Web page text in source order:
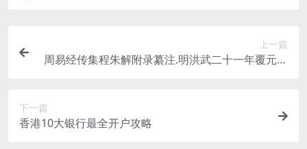
上一篇
周易经传集程朱解附录纂注.明洪武二十一年覆元翠
下一篇
香港10大银行最全开户攻略